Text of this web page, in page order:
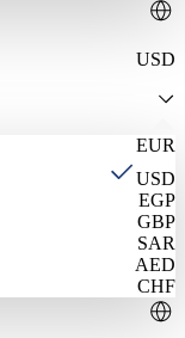
USD
EUR
USD
EGP
GBP
SAR
AED
CHF